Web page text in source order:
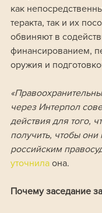
как
теракта, так и их
обвиняют в
финансированием,
оружия и
через Интерпол
действия для того,
получить, чтобы они
российским
уточнила она.
Почему заседание